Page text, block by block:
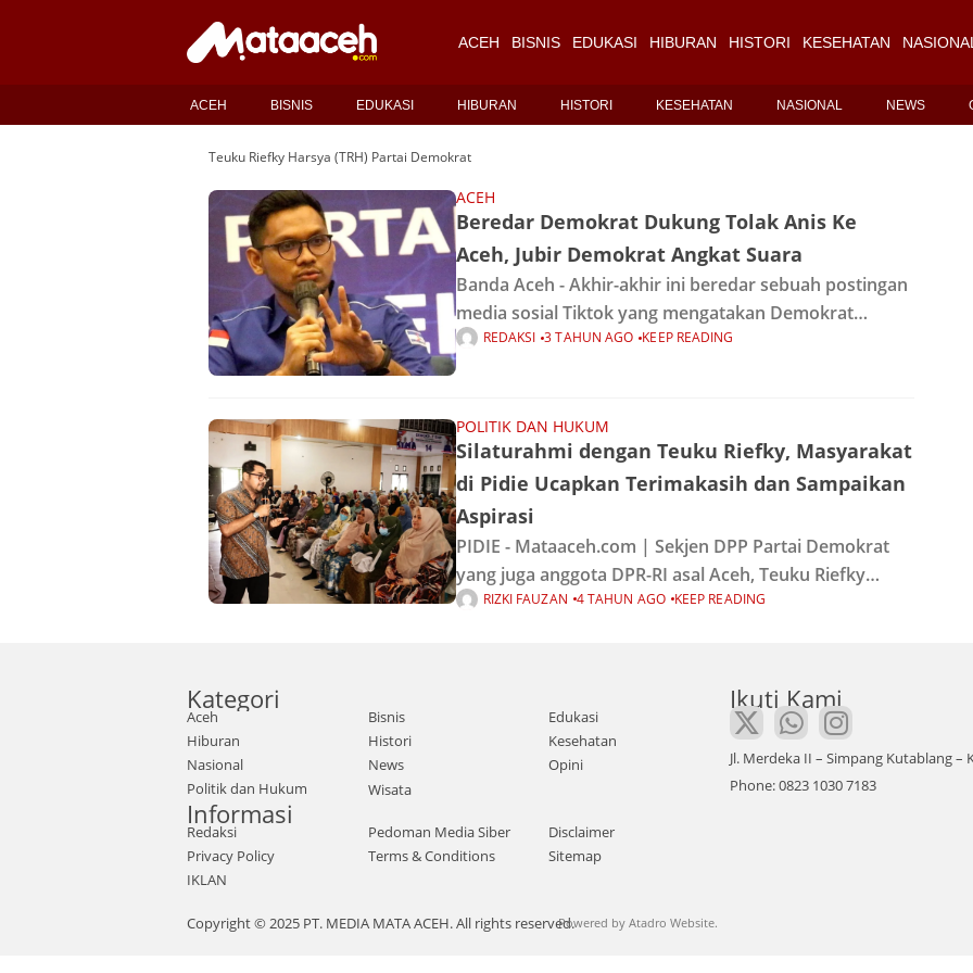
ACEH BISNIS EDUKASI HIBURAN HISTORI KESEHATAN NASIONAL
ACEH BISNIS EDUKASI HIBURAN HISTORI KESEHATAN NASIONAL NEWS
Teuku Riefky Harsya (TRH) Partai Demokrat
ACEH
Beredar Demokrat Dukung Tolak Anis Ke
Aceh, Jubir Demokrat Angkat Suara
Banda Aceh - Akhir-akhir ini beredar sebuah postingan
media sosial Tiktok yang mengatakan Demokrat
melarang salah satu Calon Presiden untuk datang
Aceh. Postingan tersebut mengatasnamakan Sekretaris
REDAKSI 3 TAHUN AGO KEEP READING
POLITIK DAN HUKUM
Silaturahmi dengan Teuku Riefky, Masyarakat
di Pidie Ucapkan Terimakasih dan Sampaikan
Aspirasi
PIDIE - Mataaceh.com | Sekjen DPP Partai Demokrat
yang juga anggota DPR-RI asal Aceh, Teuku Riefky
Harsya (TRH) melakukan kunjungan ke Pidie untuk
RIZKI FAUZAN 4 TAHUN AGO KEEP READING
Kategori
Aceh Bisnis
Edukasi
Hiburan
Histori
Kesehatan
Nasional
News
Opini
Politik dan Hukum
Wisata
Informasi
Redaksi Pedoman Media Siber
Disclaimer
Privacy Policy
Terms & Conditions
Sitemap
IKLAN
Ikuti Kami
Jl. Merdeka II – Simpang Kutablang –
Phone: 0823 1030 7183
Copyright © 2025 PT. MEDIA MATA ACEH. All rights reserved.Powered by Atadro Website.